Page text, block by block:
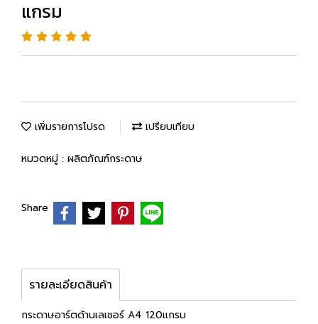
แกรม
เพิ่มรายการโปรด เปรียบเทียบ
หมวดหมู่ : ผลิตภัณฑ์กระดาษ
Share
รายละเอียดสินค้า
กระดาษอาร์ตด้านเลเซอร์ A4 120แกรม